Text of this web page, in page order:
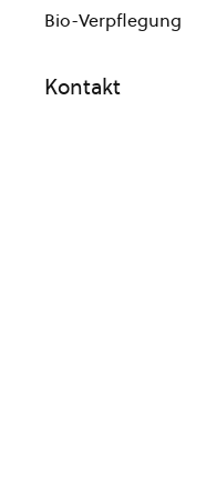
Bio-Verpflegung
Kontakt